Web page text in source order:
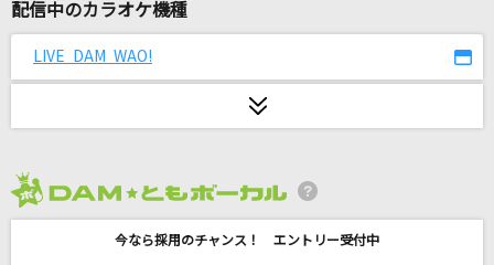
虹色の戦争
[生音]ブルーアンバー
配信中のカラオケ機種
LIVE DAM WAO!
今なら採用のチャンス！ エントリー受付中